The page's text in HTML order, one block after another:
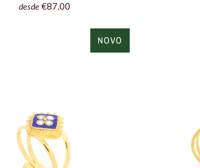
desde €87.00
NOVO